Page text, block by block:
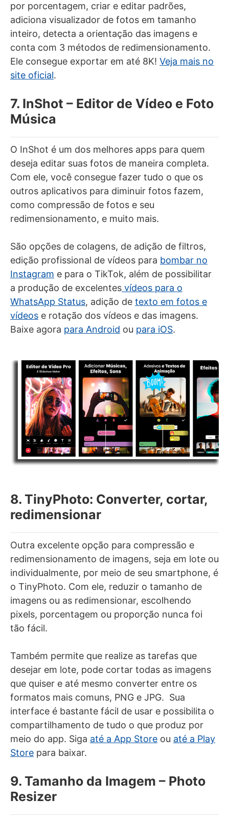
por porcentagem, criar e editar padrões,
adiciona visualizador de fotos em tamanho
inteiro, detecta a orientação das imagens e
conta com 3 métodos de redimensionamento.
Ele consegue exportar em até 8K! Veja mais no
site oficial.
7. InShot – Editor de Vídeo e Foto
Música
O InShot é um dos melhores apps para quem
deseja editar suas fotos de maneira completa.
Com ele, você consegue fazer tudo o que os
outros aplicativos para diminuir fotos fazem,
como compressão de fotos e seu
redimensionamento, e muito mais.
São opções de colagens, de adição de filtros,
edição profissional de vídeos para bombar no
Instagram e para o TikTok, além de possibilitar
a produção de excelentes vídeos para o
WhatsApp Status, adição de texto em fotos e
vídeos e rotação dos vídeos e das imagens.
Baixe agora para Android ou para iOS.
8. TinyPhoto: Converter, cortar,
redimensionar
Outra excelente opção para compressão e
redimensionamento de imagens, seja em lote ou
individualmente, por meio de seu smartphone, é
o TinyPhoto. Com ele, reduzir o tamanho de
imagens ou as redimensionar, escolhendo
pixels, porcentagem ou proporção nunca foi
tão fácil.
Também permite que realize as tarefas que
desejar em lote, pode cortar todas as imagens
que quiser e até mesmo converter entre os
formatos mais comuns, PNG e JPG. Sua
interface é bastante fácil de usar e possibilita o
compartilhamento de tudo o que produz por
meio do app. Siga até a App Store ou até a Play
Store para baixar.
9. Tamanho da Imagem – Photo
Resizer